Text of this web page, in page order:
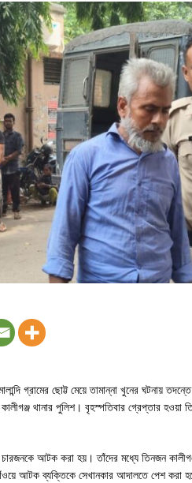
গ্রামের ছোট্ট মেয়ে তামান্না খুনের ঘটনায়
থানার পুলিশ। বৃহস্পতিবার গ্রেপ্তার হওয়া
আটক করা হয়। তাঁদের মধ্যে তিনজন
আটক ব্যক্তিকে সেখানকার আদালতে পেশ করা